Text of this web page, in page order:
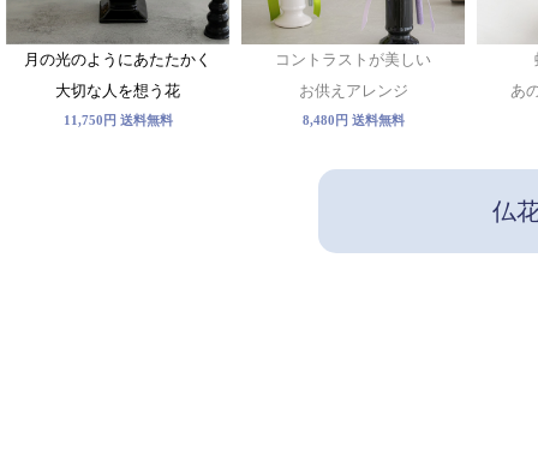
月の光のようにあたたかく
大切な人を想う花
11,750円 送料無料
コントラストが美しい
お供えアレンジ
8,480円 送料無料
あ
仏